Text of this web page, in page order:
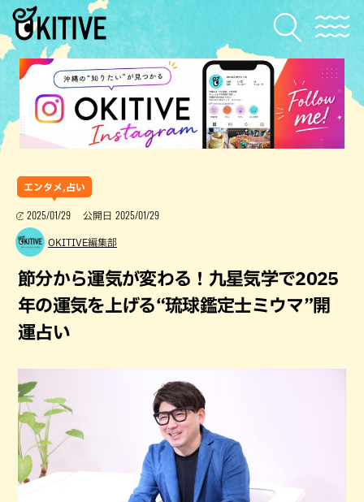
エンタメ,占い
2025/01/29 公開日 2025/01/29
OKITIVE編集部
節分から運気が変わる！九星気学で2025
年の運気を上げる“琉球鑑定士ミウマ”開
運占い